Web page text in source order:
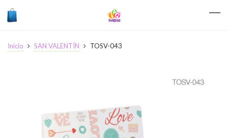
Inicio SAN VALENTÍN TOSV-043